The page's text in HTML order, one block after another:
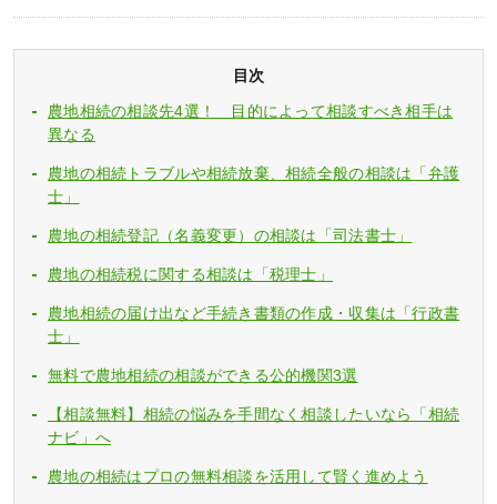
目次
農地相続の相談先4選！ 目的によって相談すべき相手は
異なる
農地の相続トラブルや相続放棄、相続全般の相談は「弁護
士」
農地の相続登記（名義変更）の相談は「司法書士」
農地の相続税に関する相談は「税理士」
農地相続の届け出など手続き書類の作成・収集は「行政書
士」
無料で農地相続の相談ができる公的機関3選
【相談無料】相続の悩みを手間なく相談したいなら「相続
ナビ」へ
農地の相続はプロの無料相談を活用して賢く進めよう